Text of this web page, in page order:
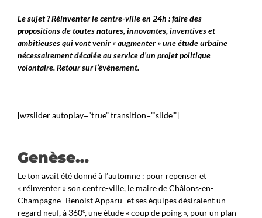
Le sujet ? Réinventer le centre-ville en 24h : faire des
propositions de toutes natures, innovantes, inventives et
ambitieuses qui vont venir « augmenter » une étude urbaine
nécessairement décalée au service d’un projet politique
volontaire. Retour sur l’événement.
[wzslider autoplay=”true” transition=”‘slide'”]
Genèse…
Le ton avait été donné à l’automne : pour repenser et
« réinventer » son centre-ville, le maire de Châlons-en-
Champagne -Benoist Apparu- et ses équipes désiraient un
regard neuf, à 360°, une étude « coup de poing », pour un plan